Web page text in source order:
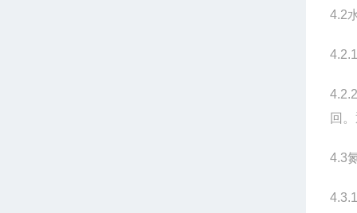
4.2
4.2.1
4.2.2
回
4.3
4.3.1